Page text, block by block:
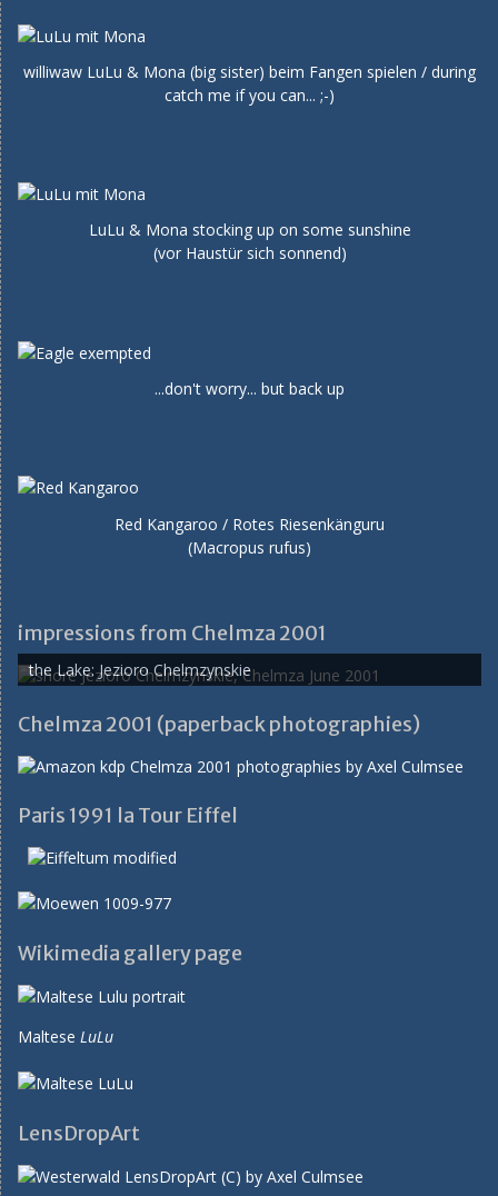
williwaw LuLu & Mona (big sister) beim Fangen spielen / during
catch me if you can... ;-)
LuLu & Mona stocking up on some sunshine
(vor Haustür sich sonnend)
...don't worry... but back up
Red Kangaroo / Rotes Riesenkänguru
(Macropus rufus)
impressions from Chelmza 2001
the Lake: Jezioro Chelmzynskie
Chelmza 2001 (paperback photographies)
Paris 1991 la Tour Eiffel
Wikimedia gallery page
Maltese LuLu
LensDropArt